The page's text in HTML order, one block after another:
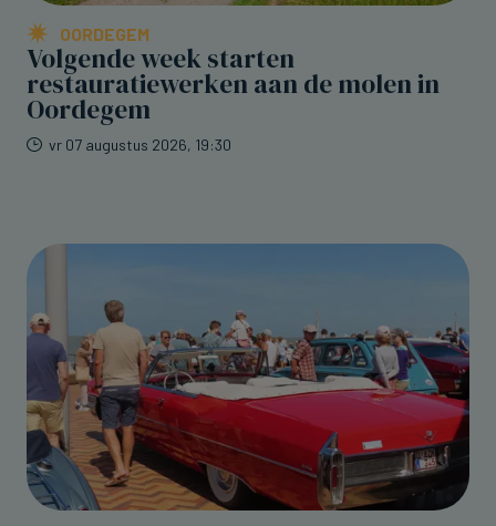
OORDEGEM
Volgende week starten
restauratiewerken aan de molen in
Oordegem
vr 07 augustus 2026, 19:30